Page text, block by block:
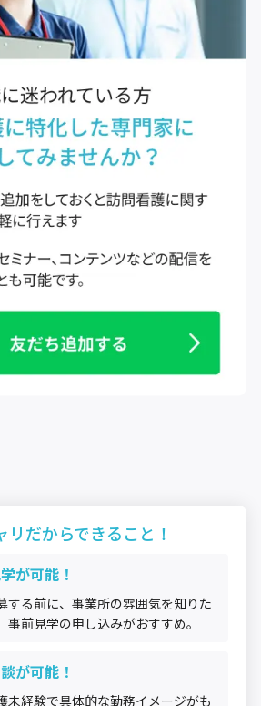
リだからできること！
が可能！
する前に、事業所の雰囲気を知りた
事前見学の申し込みがおすすめ。
が可能！
未経験で具体的な勤務イメージがも